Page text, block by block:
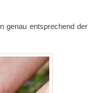
genau entsprechend der